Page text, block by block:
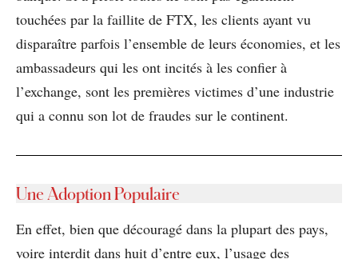
touchées par la faillite de FTX, les clients ayant vu
disparaître parfois l’ensemble de leurs économies, et les
ambassadeurs qui les ont incités à les confier à
l’exchange, sont les premières victimes d’une industrie
qui a connu son lot de fraudes sur le continent.
Une Adoption Populaire
En effet, bien que découragé dans la plupart des pays,
voire interdit dans huit d’entre eux, l’usage des